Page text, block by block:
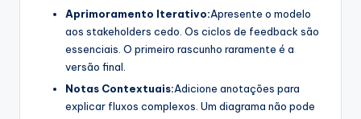
Aprimoramento Iterativo:Apresente o modelo
aos stakeholders cedo. Os ciclos de feedback são
essenciais. O primeiro rascunho raramente é a
versão final.
Notas Contextuais:Adicione anotações para
explicar fluxos complexos. Um diagrama não pode